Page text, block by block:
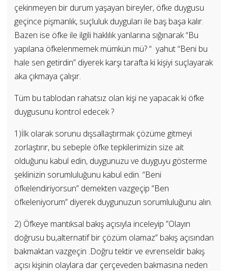
çekinmeyen bir durum yaşayan bireyler, öfke duygusu
geçince pişmanlık, suçluluk duyguları ile baş başa kalır.
Bazen ise öfke ile ilgili haklılık yanlarına sığınarak “Bu
yapılana öfkelenmemek mümkün mü? “ yahut “Beni bu
hale sen getirdin” diyerek karşı tarafta ki kişiyi suçlayarak
aka çıkmaya çalışır.
Tüm bu tablodan rahatsız olan kişi ne yapacak ki öfke
duygusunu kontrol edecek ?
1)İlk olarak sorunu dışsallaştırmak çözüme gitmeyi
zorlaştırır, bu sebeple öfke tepkilerimizin size ait
olduğunu kabul edin, duygunuzu ve duyguyu gösterme
şeklinizin sorumluluğunu kabul edin. “Beni
öfkelendiriyorsun” demekten vazgeçip “Ben
öfkeleniyorum” diyerek duygunuzun sorumluluğunu alın.
2) Öfkeye mantıksal bakış açısıyla inceleyip ”Olayın
doğrusu bu,alternatif bir çözüm olamaz” bakış açısından
bakmaktan vazgeçin .Doğru tektir ve evrenseldir bakış
açısı kişinin olaylara dar çerçeveden bakmasına neden